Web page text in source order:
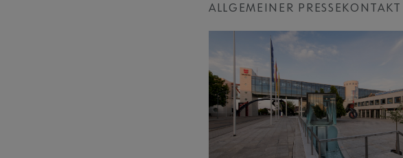
ALLGEMEINER PRESSEKONTAKT